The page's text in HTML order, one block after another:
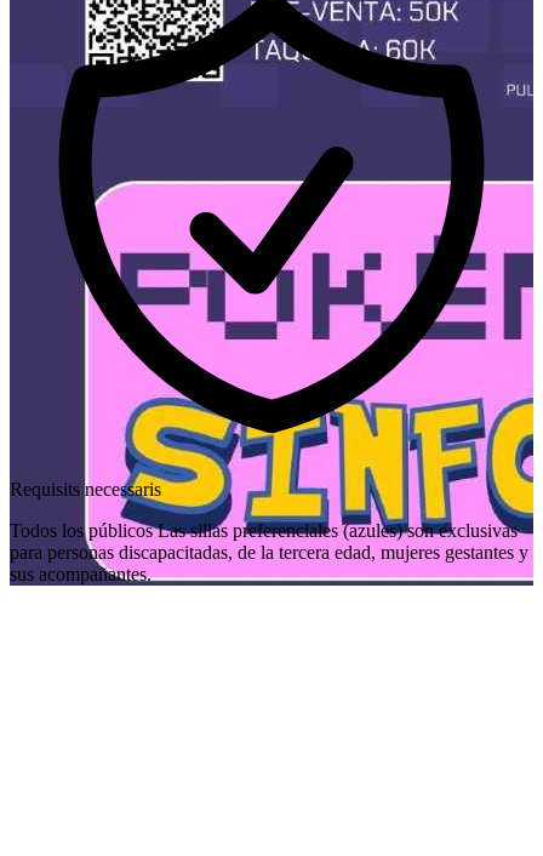
Requisits necessaris
Todos los públicos Las sillas preferenciales (azules) son exclusivas
para personas discapacitadas, de la tercera edad, mujeres gestantes y
sus acompañantes.